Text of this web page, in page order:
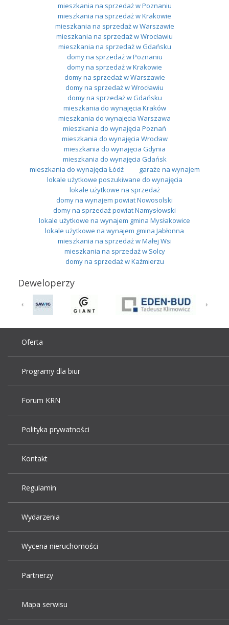
mieszkania na sprzedaż w Poznaniu
mieszkania na sprzedaż w Krakowie
mieszkania na sprzedaż w Warszawie
mieszkania na sprzedaż w Wrocławiu
mieszkania na sprzedaż w Gdańsku
domy na sprzedaż w Poznaniu
domy na sprzedaż w Krakowie
domy na sprzedaż w Warszawie
domy na sprzedaż w Wrocławiu
domy na sprzedaż w Gdańsku
mieszkania do wynajęcia Kraków
mieszkania do wynajęcia Warszawa
mieszkania do wynajęcia Poznań
mieszkania do wynajęcia Wrocław
mieszkania do wynajęcia Gdynia
mieszkania do wynajęcia Gdańsk
mieszkania do wynajęcia Łódź
garaże na wynajem
lokale użytkowe poszukiwane do wynajęcia
lokale użytkowe na sprzedaż
domy na wynajem powiat Nowosolski
domy na sprzedaż powiat Namysłowski
lokale użytkowe na wynajem gmina Mysłakowice
lokale użytkowe na wynajem gmina Jabłonna
mieszkania na sprzedaż w Małej Wsi
mieszkania na sprzedaż w Solcy
domy na sprzedaż w Kaźmierzu
Deweloperzy
Oferta
Programy dla biur
Forum KRN
Polityka prywatności
Kontakt
Regulamin
Wydarzenia
Wycena nieruchomości
Partnerzy
Mapa serwisu